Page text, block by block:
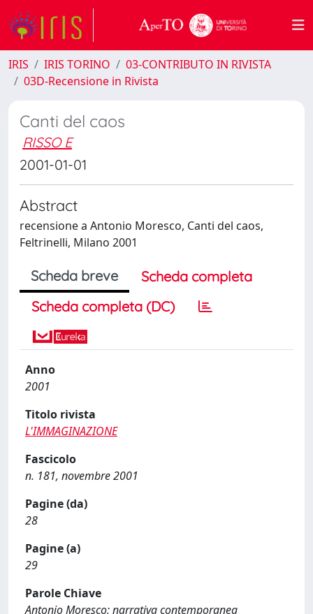
IRIS IRIS TORINO
03-CONTRIBUTO IN RIVISTA
03D-Recensione in Rivista
Canti del caos
RISSO E
2001-01-01
Abstract
recensione a Antonio Moresco, Canti del caos,
Feltrinelli, Milano 2001
Scheda breve
Scheda completa
Scheda completa (DC)
Anno
2001
Titolo rivista
L'IMMAGINAZIONE
Fascicolo
n. 181, novembre 2001
Pagine (da)
28
Pagine (a)
29
Parole Chiave
Antonio Moresco; narrativa contemporanea